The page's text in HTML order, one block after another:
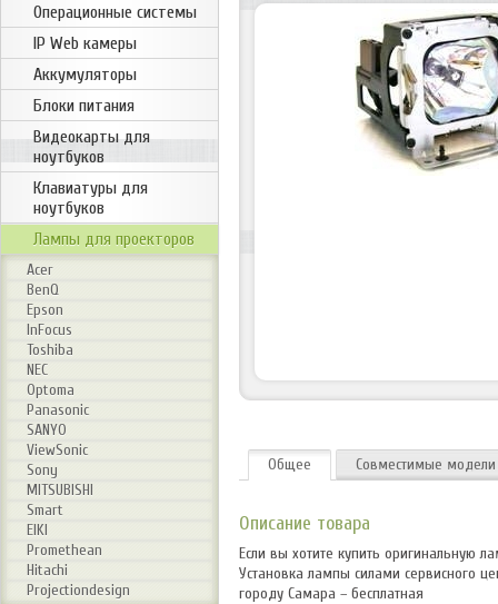
Общее Совместимые модели
Описание товара
Если вы хотите купить
Установка лампы силами сервисного
городу Самара – бесплатная
Операционные системы
IP Web камеры
Аккумуляторы
Блоки питания
Видеокарты для
ноутбуков
Клавиатуры для
ноутбуков
Лампы для проекторов
Acer
BenQ
Epson
InFocus
Toshiba
NEC
Optoma
Panasonic
SANYO
ViewSonic
Sony
MITSUBISHI
Smart
EIKI
Promethean
Hitachi
Projectiondesign